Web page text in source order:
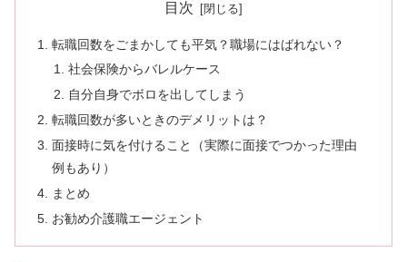
目次
転職回数をごまかしても平気？職場にはばれない？
社会保険からバレルケース
自分自身でボロを出してしまう
転職回数が多いときのデメリットは？
面接時に気を付けること（実際に面接でつかった理由
例もあり）
まとめ
お勧め介護職エージェント